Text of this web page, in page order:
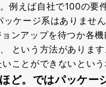
例えば自社で100の要
ケージ系はありません
ンアップを待つか各
という方法があります
ことができないという
ど。 ではパッケー